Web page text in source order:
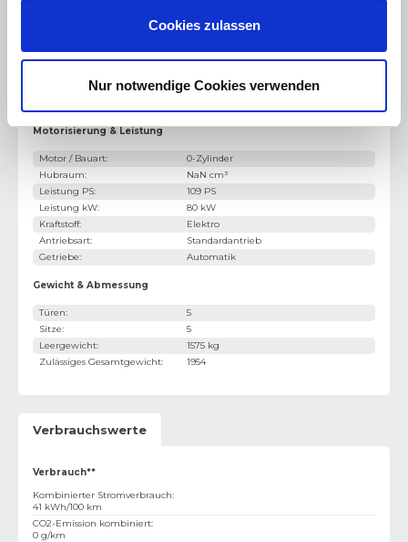
Cookies zulassen
Nur notwendige Cookies verwenden
Radio/MP3
DAB+ Digital Radio
Motorisierung & Leistung
Motor / Bauart:
0-Zylinder
Hubraum:
NaN cm³
Leistung PS:
109 PS
Leistung kW:
80 kW
Kraftstoff:
Elektro
Antriebsart:
Standardantrieb
Getriebe: Automatik
Gewicht & Abmessung
Türen:
5
Sitze:
5
Leergewicht:
1575 kg
Zulässiges Gesamtgewicht: 1954
Verbrauchswerte
Verbrauch**
Kombinierter Stromverbrauch:
41 kWh/100 km
CO2-Emission kombiniert:
0 g/km